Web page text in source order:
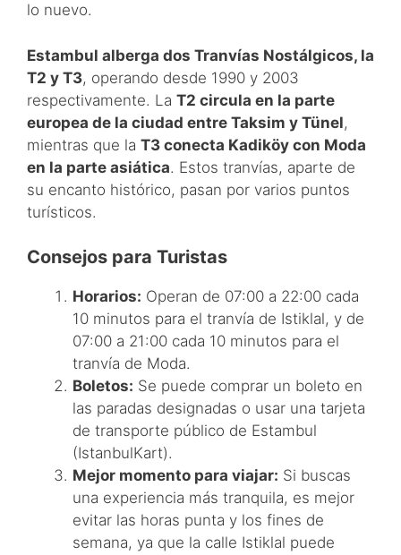
lo nuevo.
Estambul alberga dos Tranvías Nostálgicos, la
T2 y T3, operando desde 1990 y 2003
respectivamente. La T2 circula en la parte
europea de la ciudad entre Taksim y Tünel,
mientras que la T3 conecta Kadiköy con Moda
en la parte asiática. Estos tranvías, aparte de
su encanto histórico, pasan por varios puntos
turísticos.
Consejos para Turistas
Horarios: Operan de 07:00 a 22:00 cada
10 minutos para el tranvía de Istiklal, y de
07:00 a 21:00 cada 10 minutos para el
tranvía de Moda.
Boletos: Se puede comprar un boleto en
las paradas designadas o usar una tarjeta
de transporte público de Estambul
(IstanbulKart).
Mejor momento para viajar: Si buscas
una experiencia más tranquila, es mejor
evitar las horas punta y los fines de
semana, ya que la calle Istiklal puede